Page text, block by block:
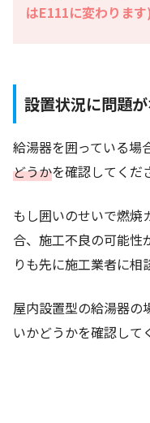
はE111に変わります)
設置状況に問題
給湯器を囲っている場
どうかを確認してくだ
もし囲いのせいで燃焼
合、施工不良の可能性
りも先に施工業者に相
屋内設置型の給湯器の
いかどうかを確認して